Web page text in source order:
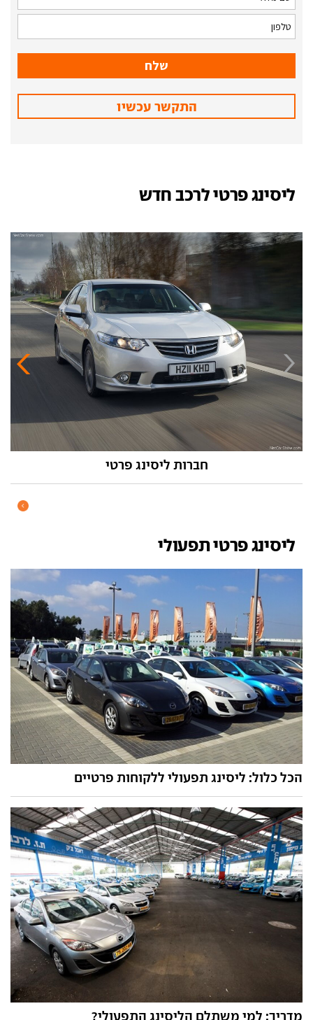
התקשר עכשיו
ליסינג פרטי לרכב חדש
חברות ליסינג פרטי
ליסינג פרטי תפעולי
הכל כלול: ליסינג תפעולי ללקוחות פרטיים
מדריך: למי משתלם הליסינג התפעולי?